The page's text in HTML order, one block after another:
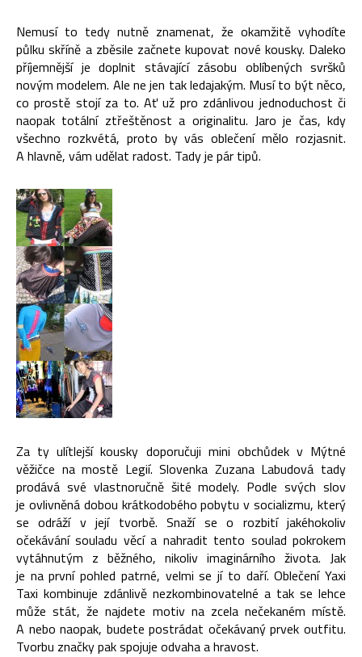
Nemusí to tedy nutně znamenat, že okamžitě vyhodíte
půlku skříně a zběsile začnete kupovat nové kousky. Daleko
příjemnější je doplnit stávající zásobu oblíbených svršků
novým modelem. Ale ne jen tak ledajakým. Musí to být něco,
co prostě stojí za to. Ať už pro zdánlivou jednoduchost či
naopak totální ztřeštěnost a originalitu. Jaro je čas, kdy
všechno rozkvétá, proto by vás oblečení mělo rozjasnit.
A hlavně, vám udělat radost. Tady je pár tipů.
Za ty ulítlejší kousky doporučuji mini obchůdek v Mýtné
věžičce na mostě Legií. Slovenka Zuzana Labudová tady
prodává své vlastnoručně šité modely. Podle svých slov
je ovlivněná dobou krátkodobého pobytu v socializmu, který
se odráží v její tvorbě. Snaží se o rozbití jakéhokoliv
očekávání souladu věcí a nahradit tento soulad pokrokem
vytáhnutým z běžného, nikoliv imaginárního života. Jak
je na první pohled patrné, velmi se jí to daří. Oblečení Yaxi
Taxi kombinuje zdánlivě nezkombinovatelné a tak se lehce
může stát, že najdete motiv na zcela nečekaném místě.
A nebo naopak, budete postrádat očekávaný prvek outfitu.
Tvorbu značky pak spojuje odvaha a hravost.